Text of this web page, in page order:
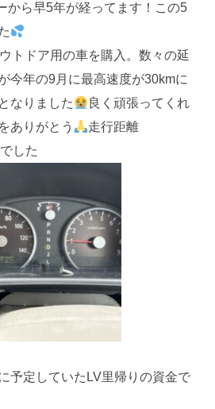
から早5年が経ってます！この5
トドア用の車を購入。数々の延
今年の9月に最高速度が30kmに
なりました
良く頑張ってくれ
ありがとう
走行距離
した
予定していたLV里帰りの資金で